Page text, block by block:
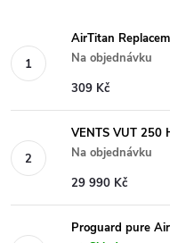
AirTitan
Na objednávku
309 Kč
VENTS VUT 250
Na objednávku
29 990 Kč
Proguard pure